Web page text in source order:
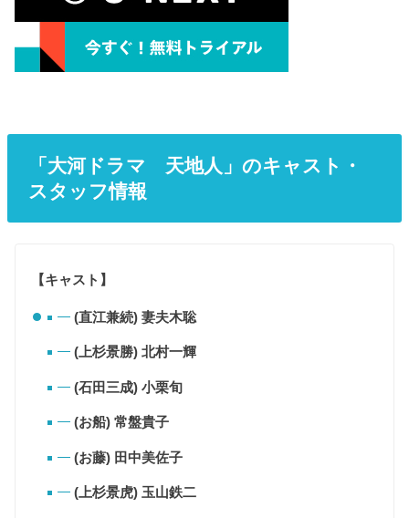
「大河ドラマ 天地人」のキャスト・
スタッフ情報
【キャスト】
(直江兼続) 妻夫木聡
(上杉景勝) 北村一輝
(石田三成) 小栗旬
(お船) 常盤貴子
(お藤) 田中美佐子
(上杉景虎) 玉山鉄二